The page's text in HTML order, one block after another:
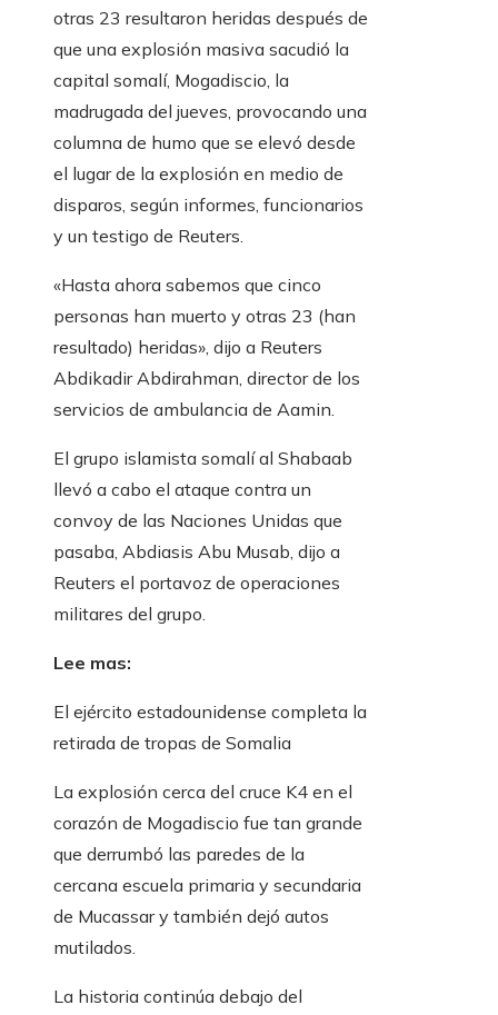
otras 23 resultaron heridas después de
que una explosión masiva sacudió la
capital somalí, Mogadiscio, la
madrugada del jueves, provocando una
columna de humo que se elevó desde
el lugar de la explosión en medio de
disparos, según informes, funcionarios
y un testigo de Reuters.
«Hasta ahora sabemos que cinco
personas han muerto y otras 23 (han
resultado) heridas», dijo a Reuters
Abdikadir Abdirahman, director de los
servicios de ambulancia de Aamin.
El grupo islamista somalí al Shabaab
llevó a cabo el ataque contra un
convoy de las Naciones Unidas que
pasaba, Abdiasis Abu Musab, dijo a
Reuters el portavoz de operaciones
militares del grupo.
Lee mas:
El ejército estadounidense completa la
retirada de tropas de Somalia
La explosión cerca del cruce K4 en el
corazón de Mogadiscio fue tan grande
que derrumbó las paredes de la
cercana escuela primaria y secundaria
de Mucassar y también dejó autos
mutilados.
La historia continúa debajo del